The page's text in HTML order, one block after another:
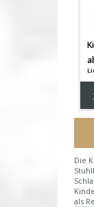
Die
als